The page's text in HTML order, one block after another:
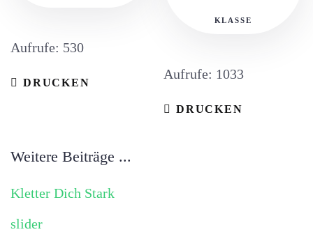
Aufrufe: 530
DRUCKEN
KLASSE
Aufrufe: 1033
DRUCKEN
Weitere Beiträge ...
Kletter Dich Stark
slider